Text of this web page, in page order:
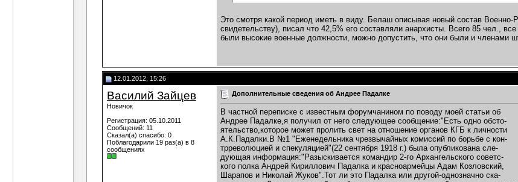
Это смотря какой период иметь в виду. Белаш описывая новый состав
свидетельству), писал что 42,5% его составляли анархисты. Всего 85 чел.,
были высокие военные должности, можно допустить, что они были и членами
12.01.2012, 15:26
Василий Зайцев
Новичок
Регистрация: 05.10.2011
Сообщений: 11
Сказал(а) спасибо: 0
Поблагодарили 19 раз(а) в 8
сообщениях
Дополнительные сведения об Андрее Падалке
В частной переписке с известным форумчанином по поводу моей статьи об
Андрее Падалке,я получил от него следующее сообщение:"Есть одно обсто-
ятельство,которое может пролить свет на отношение органов КГБ к личности
А.К.Падалки.В №1 "Еженедельника чрезвычайных комиссий по борьбе с кон-
трреволюцией и спекуляцией"(22 сентября 1918 г.) была опубликована сле-
дующая информация:"Разыскивается командир 2-го Архангельского советс-
кого полка Андрей Кириллович Падалка и красноармейцы Адам Козловский,
Шарапов и Николай Жуков".Тот ли это Падалка или другой-однозначно ска-